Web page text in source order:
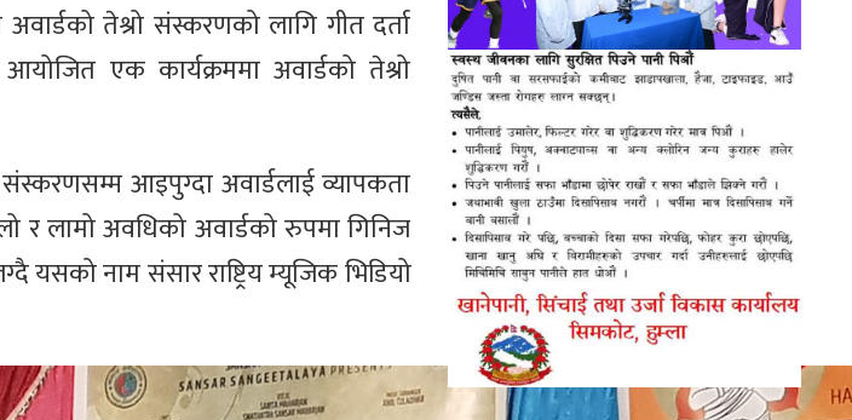
तेश्रो संस्करणको लागि गीत दर्ता
एक कार्यक्रममा अवार्डको तेश्रो
संस्करणसम्म आइपुग्दा अवार्डलाई व्यापकता
र लामो अवधिको अवार्डको रुपमा गिनिज
यसको नाम संसार राष्ट्रिय म्यूजिक भिडियो